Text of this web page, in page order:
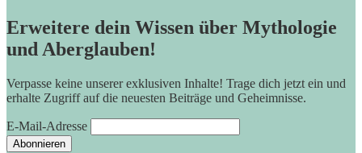
Erweitere dein Wissen über Mythologie
und Aberglauben!
Verpasse keine unserer exklusiven Inhalte! Trage dich jetzt ein und
erhalte Zugriff auf die neuesten Beiträge und Geheimnisse.
E-Mail-Adresse